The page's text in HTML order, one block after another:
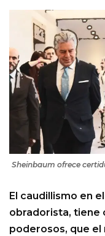
Sheinbaum ofrece
El caudillismo en
obradorista, tiene
poderosos, que el